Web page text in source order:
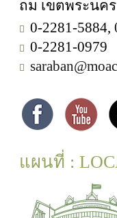
ถม เขตพระนคร
0-2281-5884,
0-2281-0979
แผนที่ :